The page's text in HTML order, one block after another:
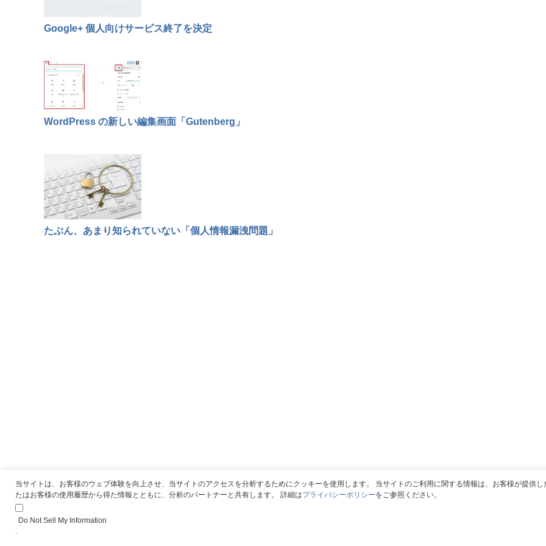
Google+ 個人向けサービス終了を決定
WordPress の新しい編集画面「Gutenberg」
たぶん、あまり知られていない「個人情報漏洩問題」
当サイトは、お客様のウェブ体験を向上させ、当サイトのアクセスを分析するためにクッキーを使用します。 当サイトのご利用に関する情報は、お客様が提供し
たはお客様の使用履歴から得た情報とともに、分析のパートナーと共有します。 詳細はプライバシーポリシーをご参照ください。
Do Not Sell My Information
.